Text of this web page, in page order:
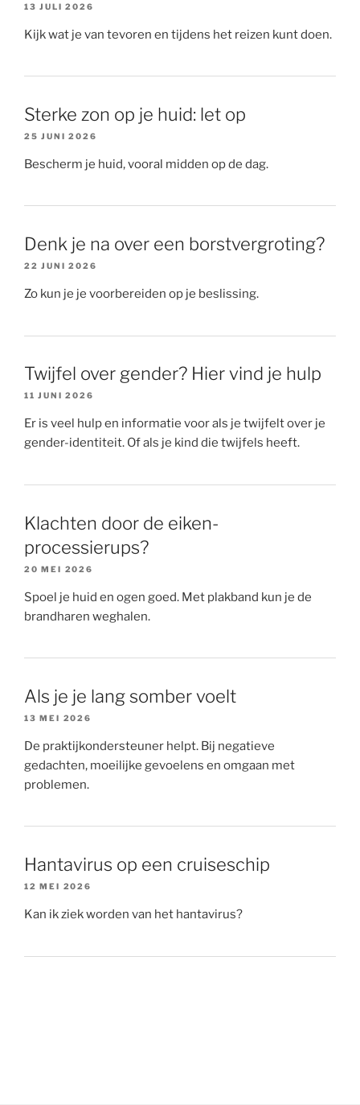
13 JULI 2026
Kijk wat je van tevoren en tijdens het reizen kunt doen.
Sterke zon op je huid: let op
25 JUNI 2026
Bescherm je huid, vooral midden op de dag.
Denk je na over een borstvergroting?
22 JUNI 2026
Zo kun je je voorbereiden op je beslissing.
Twijfel over gender? Hier vind je hulp
11 JUNI 2026
Er is veel hulp en informatie voor als je twijfelt over je
gender-identiteit. Of als je kind die twijfels heeft.
Klachten door de eiken-
processierups?
20 MEI 2026
Spoel je huid en ogen goed. Met plakband kun je de
brandharen weghalen.
Als je je lang somber voelt
13 MEI 2026
De praktijkondersteuner helpt. Bij negatieve
gedachten, moeilijke gevoelens en omgaan met
problemen.
Hantavirus op een cruiseschip
12 MEI 2026
Kan ik ziek worden van het hantavirus?